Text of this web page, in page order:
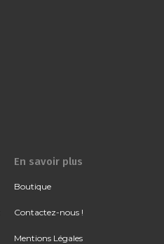
En savoir plus
Boutique
Contactez-nous !
Mentions Légales